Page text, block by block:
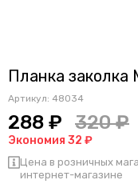
Планка заколка
Артикул: 48034
288 ₽ 320 ₽
Экономия 32 ₽
Цена в розничных
интернет-магазине